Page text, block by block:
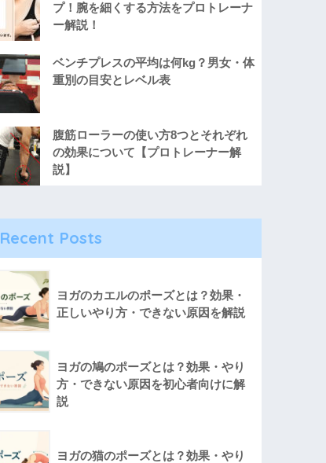
プ！腕を細くする方法をプロトレーナ
ー解説！
ベンチプレスの平均は何kg？男女・体
重別の目安とレベル表
腹筋ローラーの使い方8つとそれぞれ
の効果について【プロトレーナー解
説】
Recent Posts
ヨガのカエルのポーズとは？効果・
正しいやり方・できない原因を解説
ヨガの鳩のポーズとは？効果・やり
方・できない原因を初心者向けに解
説
ヨガの猫のポーズとは？効果・やり